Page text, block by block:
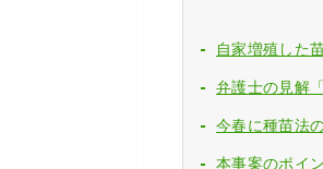
自家増殖した
弁護士の見解
今春に種苗法
本事案のポイ